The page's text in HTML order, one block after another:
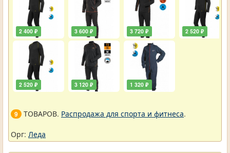
2 400 ₽
2 520 ₽
3 600 ₽
3 120 ₽
3 720 ₽
1 320 ₽
2 520 ₽
9 ТОВАРОВ. Распродажа для спорта и фитнеса.
Орг: Леда